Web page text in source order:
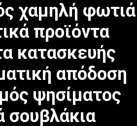
χαμηλή φωτιά
προϊόντα
κατασκευής
απόδοση
ψησίματος
σουβλάκια